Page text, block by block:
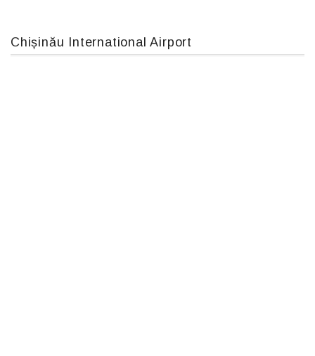
Chișinău International Airport